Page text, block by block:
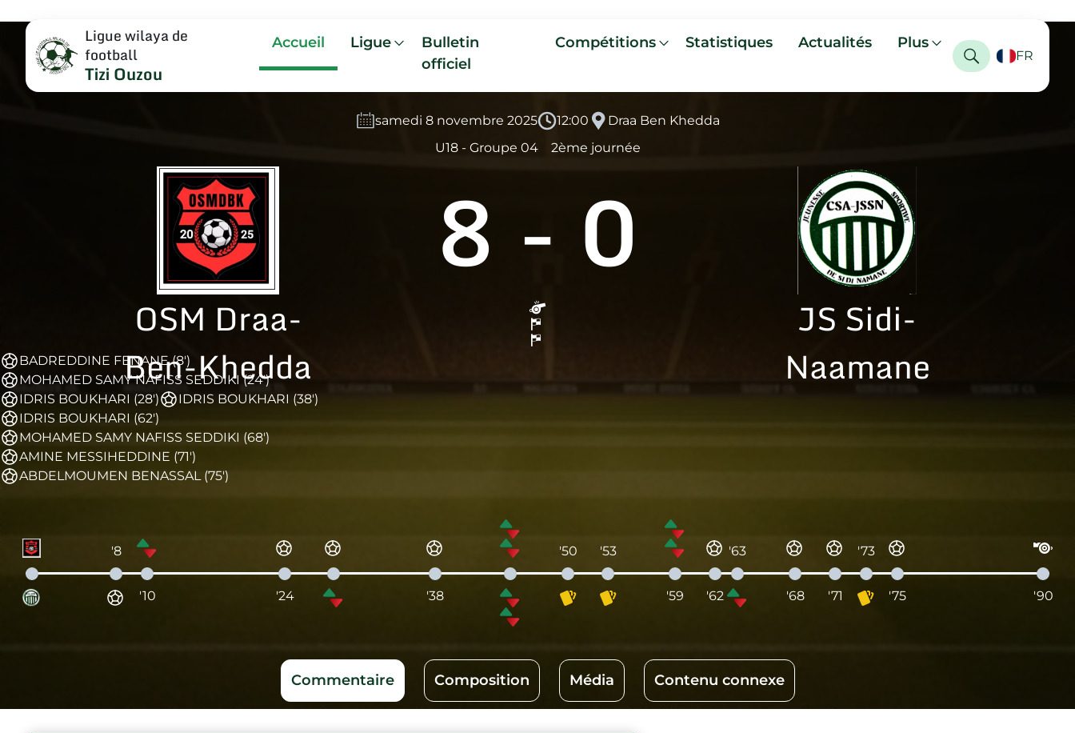
Ligue wilaya de
football
Tizi Ouzou
Accueil Ligue
Bulletin
officiel
Compétitions Statistiques Actualités Plus
FR
samedi 8 novembre 2025 12:00
Draa Ben Khedda
U18 - Groupe 04
2ème journée
OSM Draa-
Ben-Khedda
8 - 0
JS Sidi-
Naamane
BADREDDINE FENANE (8')
MOHAMED SAMY NAFISS SEDDIKI (24')
IDRIS BOUKHARI (28')
IDRIS BOUKHARI (38')
IDRIS BOUKHARI (62')
MOHAMED SAMY NAFISS SEDDIKI (68')
AMINE MESSIHEDDINE (71')
ABDELMOUMEN BENASSAL (75')
'8
'10 '24 '38
'50 '53
'59 '62
'63
'68 '71
'73
'75 '90
Commentaire Composition Média Contenu connexe